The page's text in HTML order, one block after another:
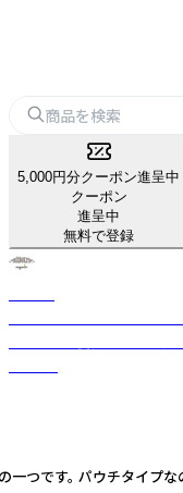
5,000円分クーポン進呈中
クーポン
進呈中
無料で登録
。 パウチタ